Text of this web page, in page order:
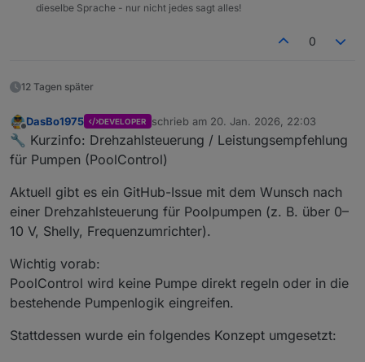
dieselbe Sprache - nur nicht jedes sagt alles!
0
12 Tagen später
Offline
DasBo1975 DEVELOPER schrieb am 20. Jan. 2026, 22:03
zuletzt editiert von
🔧 Kurzinfo: Drehzahlsteuerung / Leistungsempfehlung
für Pumpen (PoolControl)
Aktuell gibt es ein GitHub-Issue mit dem Wunsch nach
einer Drehzahlsteuerung für Poolpumpen (z. B. über 0–
10 V, Shelly, Frequenzumrichter).
Wichtig vorab:
PoolControl wird keine Pumpe direkt regeln oder in die
bestehende Pumpenlogik eingreifen.
Stattdessen wurde ein folgendes Konzept umgesetzt: